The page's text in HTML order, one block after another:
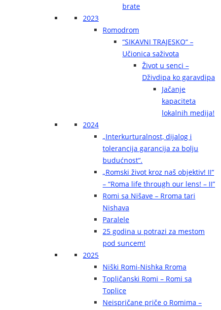
brate
2023
Romodrom
“SIKAVNI TRAJESKO“ –
Učionica saživota
Život u senci –
Dživdipa ko garavdipa
Jačanje
kapaciteta
lokalnih medija!
2024
„Interkurturalnost, dijalog i
tolerancija garancija za bolju
budućnost“.
„Romski život kroz naš objektiv! II“
– “Roma life through our lens! – II”
Romi sa Nišave – Rroma tari
Nishava
Paralele
25 godina u potrazi za mestom
pod suncem!
2025
Niški Romi-Nishka Rroma
Topličanski Romi – Romi sa
Toplice
Neispričane priče o Romima –